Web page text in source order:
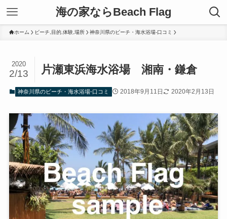
海の家ならBeach Flag
ホーム ビーチ,目的,体験,場所 神奈川県のビーチ・海水浴場-口コミ
片瀬東浜海水浴場 湘南・鎌倉
2020
2/13
神奈川県のビーチ・海水浴場-口コミ 2018年9月11日 2020年2月13日